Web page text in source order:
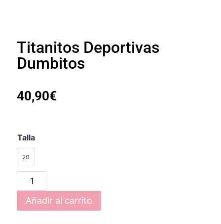
Titanitos Deportivas
Dumbitos
40,90€
Talla
20
Añadir al carrito